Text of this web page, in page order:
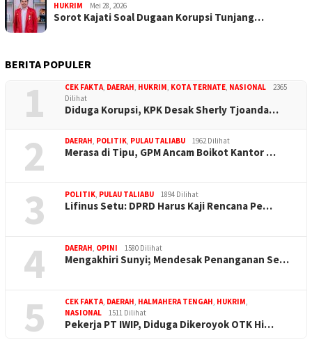
HUKRIM Mei 28, 2026
Sorot Kajati Soal Dugaan Korupsi Tunjang…
BERITA POPULER
1 CEK FAKTA, DAERAH, HUKRIM, KOTA TERNATE, NASIONAL
2365
Dilihat
Diduga Korupsi, KPK Desak Sherly Tjoanda…
2 DAERAH, POLITIK, PULAU TALIABU 1962 Dilihat
Merasa di Tipu, GPM Ancam Boikot Kantor …
3 POLITIK, PULAU TALIABU 1894 Dilihat
Lifinus Setu: DPRD Harus Kaji Rencana Pe…
4 DAERAH, OPINI 1580 Dilihat
Mengakhiri Sunyi; Mendesak Penanganan Se…
5 CEK FAKTA, DAERAH, HALMAHERA TENGAH, HUKRIM,
NASIONAL
1511 Dilihat
Pekerja PT IWIP, Diduga Dikeroyok OTK Hi…